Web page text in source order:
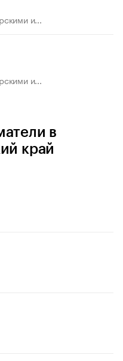
и...
и...
в
край